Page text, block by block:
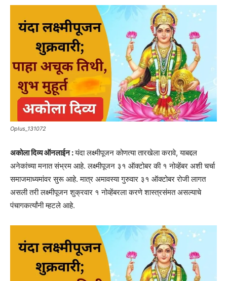
Oplus_131072
अकोला दिव्य ऑनलाईन :यंदा लक्ष्मीपूजन कोणत्या तारखेला करावे, याबद्दल
अनेकांच्या मनात संभ्रम आहे. लक्ष्मीपूजन ३१ ऑक्टोबर की १ नोव्हेंबर अशी चर्चा
समाजमाध्यमांवर सुरू आहे. मात्र अमावस्या गुरुवार ३१ ऑक्टोबर रोजी लागत
असली तरी लक्ष्मीपूजन शुक्रवार १ नोव्हेंबरला करणे शास्त्रसंमत असल्याचे
पंचागकर्त्यांनी म्हटले आहे.